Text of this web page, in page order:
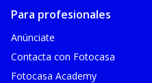
Para profesionales
Anúnciate
Contacta con Fotocasa
Fotocasa Academy